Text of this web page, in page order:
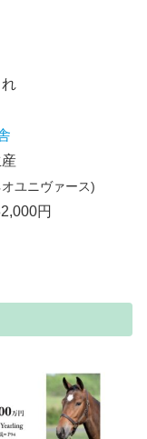
ユニヴァース)
円